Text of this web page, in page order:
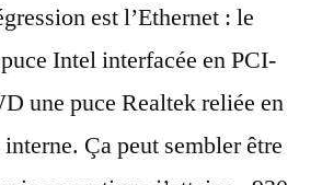
est l’Ethernet : le
Intel interfacée en PCI-
une puce Realtek reliée en
Ça peut sembler être